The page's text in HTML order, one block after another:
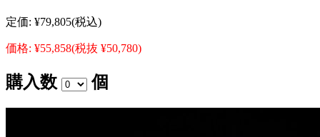
定価: ¥79,805(税込)
価格: ¥55,858(税抜 ¥50,780)
購入数 個